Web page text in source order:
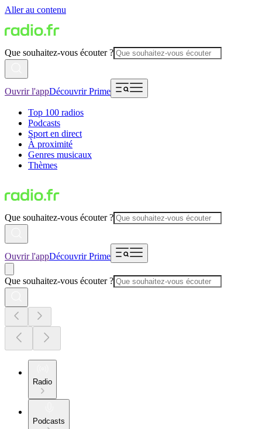
Aller au contenu
Que souhaitez-vous écouter ?
Ouvrir l'appDécouvrir Prime
Top 100 radios
Podcasts
Sport en direct
À proximité
Genres musicaux
Thèmes
Que souhaitez-vous écouter ?
Ouvrir l'appDécouvrir Prime
Que souhaitez-vous écouter ?
Radio
Podcasts